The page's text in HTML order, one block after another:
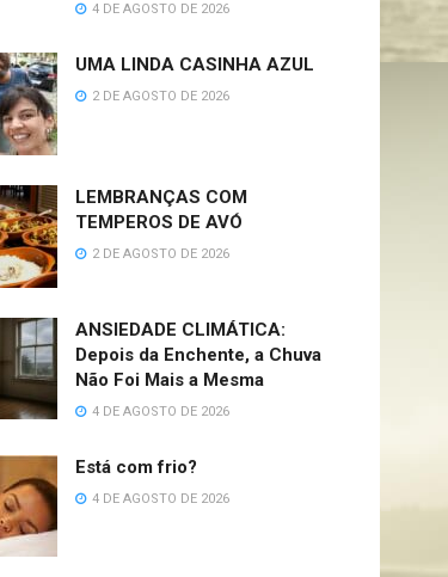
4 DE AGOSTO DE 2026
UMA LINDA CASINHA AZUL
2 DE AGOSTO DE 2026
LEMBRANÇAS COM
TEMPEROS DE AVÓ
2 DE AGOSTO DE 2026
ANSIEDADE CLIMÁTICA:
Depois da Enchente, a Chuva
Não Foi Mais a Mesma
4 DE AGOSTO DE 2026
Está com frio?
4 DE AGOSTO DE 2026